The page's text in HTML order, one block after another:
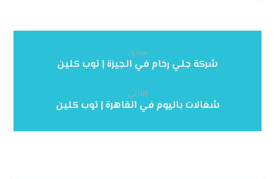
سابق
شركة جلي رخام في الجيزة | توب كلين
التالي
شغالات باليوم في القاهرة | توب كلين